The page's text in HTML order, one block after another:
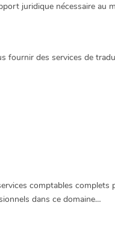
juridique nécessaire au
fournir des services de
comptables
dans ce domaine…